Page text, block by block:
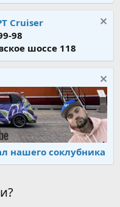
Cruiser
98
шоссе 118
нашего соклубника